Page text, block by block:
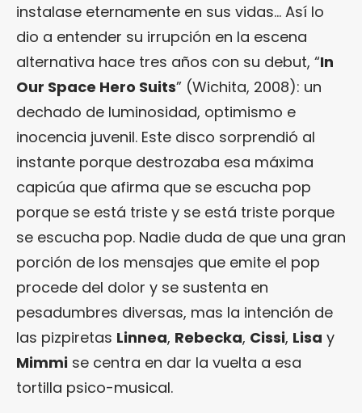
instalase eternamente en sus vidas… Así lo
dio a entender su irrupción en la escena
alternativa hace tres años con su debut, “In
Our Space Hero Suits” (Wichita, 2008): un
dechado de luminosidad, optimismo e
inocencia juvenil. Este disco sorprendió al
instante porque destrozaba esa máxima
capicúa que afirma que se escucha pop
porque se está triste y se está triste porque
se escucha pop. Nadie duda de que una gran
porción de los mensajes que emite el pop
procede del dolor y se sustenta en
pesadumbres diversas, mas la intención de
las pizpiretas Linnea, Rebecka, Cissi, Lisa y
Mimmi se centra en dar la vuelta a esa
tortilla psico-musical.